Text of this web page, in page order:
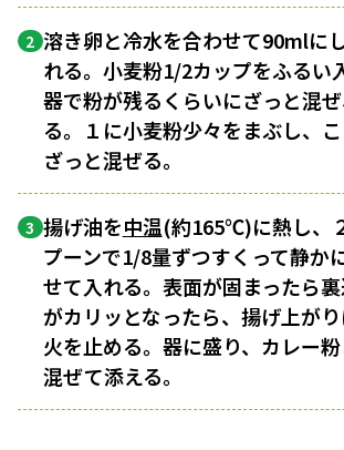
2 溶き卵と冷水を合わせて90mlに
れる。小麦粉1/2カップをふるい
器で粉が残るくらいにざっと混
る。１に小麦粉少々をまぶし、
ざっと混ぜる。
3 揚げ油を中温(約165℃)に熱し、
プーンで1/8量ずつすくって静か
せて入れる。表面が固まったら
がカリッとなったら、揚げ上が
火を止める。器に盛り、カレー
混ぜて添える。